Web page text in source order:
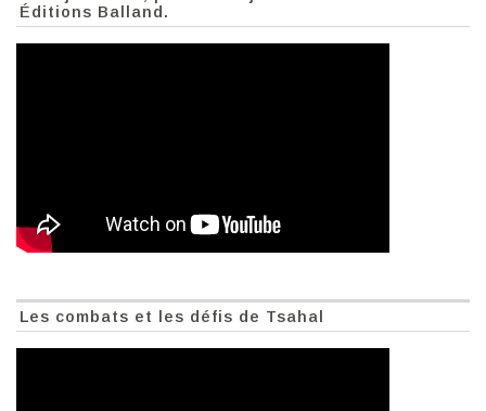
Éditions Balland.
Les combats et les défis de Tsahal